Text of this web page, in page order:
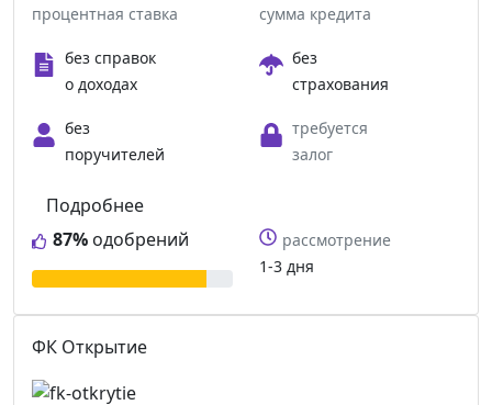
процентная ставка сумма кредита
без справок
о доходах
без
страхования
без
поручителей
требуется
залог
87% одобрений
Подробнее
рассмотрение
1-3 дня
ФК Открытие